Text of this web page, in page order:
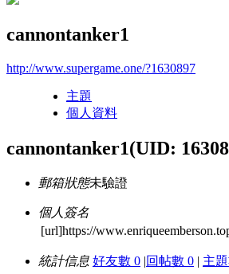
cannontanker1
http://www.supergame.one/?1630897
主題
個人資料
cannontanker1(UID:
郵箱狀態未驗證
個人簽名
[url]https://
統計信息 好友數 0 |回帖數 0 | 主